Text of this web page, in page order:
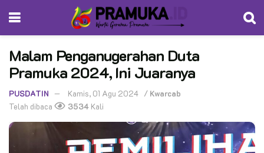
Malam Penganugerahan Duta
Pramuka 2024, Ini Juaranya
PUSDATIN Kamis, 01 Agu 2024 / Kwarcab
Telah dibaca
3534 Kali